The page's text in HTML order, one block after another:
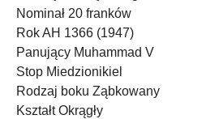
Nominał 20 franków
Rok AH 1366 (1947)
Panujący Muhammad V
Stop Miedzionikiel
Rodzaj boku Ząbkowany
Kształt Okrągły